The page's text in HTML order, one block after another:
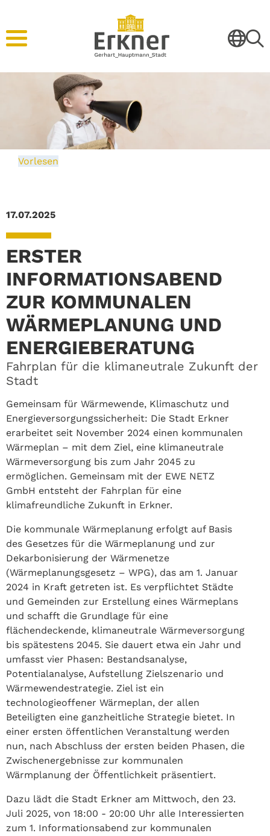
Vorlesen
17.07.2025
ERSTER
INFORMATIONSABEND
ZUR KOMMUNALEN
WÄRMEPLANUNG UND
ENERGIEBERATUNG
Fahrplan für die klimaneutrale Zukunft der
Stadt
Gemeinsam für Wärmewende, Klimaschutz und
Energieversorgungssicherheit: Die Stadt Erkner
erarbeitet seit November 2024 einen kommunalen
Wärmeplan – mit dem Ziel, eine klimaneutrale
Wärmeversorgung bis zum Jahr 2045 zu
ermöglichen. Gemeinsam mit der EWE NETZ
GmbH entsteht der Fahrplan für eine
klimafreundliche Zukunft in Erkner.
Die kommunale Wärmeplanung erfolgt auf Basis
des Gesetzes für die Wärmeplanung und zur
Dekarbonisierung der Wärmenetze
(Wärmeplanungsgesetz – WPG), das am 1. Januar
2024 in Kraft getreten ist. Es verpflichtet Städte
und Gemeinden zur Erstellung eines Wärmeplans
und schafft die Grundlage für eine
flächendeckende, klimaneutrale Wärmeversorgung
bis spätestens 2045. Sie dauert etwa ein Jahr und
umfasst vier Phasen: Bestandsanalyse,
Potentialanalyse, Aufstellung Zielszenario und
Wärmewendestrategie. Ziel ist ein
technologieoffener Wärmeplan, der allen
Beteiligten eine ganzheitliche Strategie bietet. In
einer ersten öffentlichen Veranstaltung werden
nun, nach Abschluss der ersten beiden Phasen, die
Zwischenergebnisse zur kommunalen
Wärmplanung der Öffentlichkeit präsentiert.
Dazu lädt die Stadt Erkner am Mittwoch, den 23.
Juli 2025, von 18:00 - 20:00 Uhr alle Interessierten
zum 1. Informationsabend zur kommunalen